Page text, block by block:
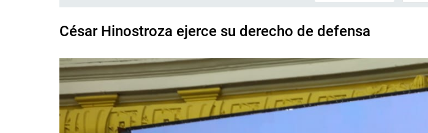
César Hinostroza ejerce su derecho de defensa